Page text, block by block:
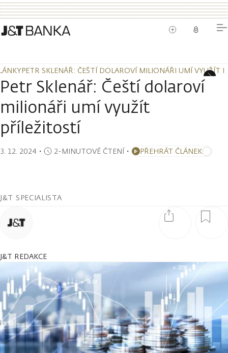
PETR SKLENÁŘ: ČEŠTÍ DOLAROVÍ MILIONÁŘI UMÍ VYUŽÍT
PETR SKLENÁŘ: ČEŠTÍ DOLAROVÍ MILIONÁŘI UMÍ VYUŽÍT
Petr Sklenář: Čeští dolaroví
milionáři umí využít
příležitostí
3. 12. 2024 ・ 2-MINUTOVÉ ČTENÍ・ PŘEHRÁT ČLÁNEK
J&T SPECIALISTA
J&T REDAKCE